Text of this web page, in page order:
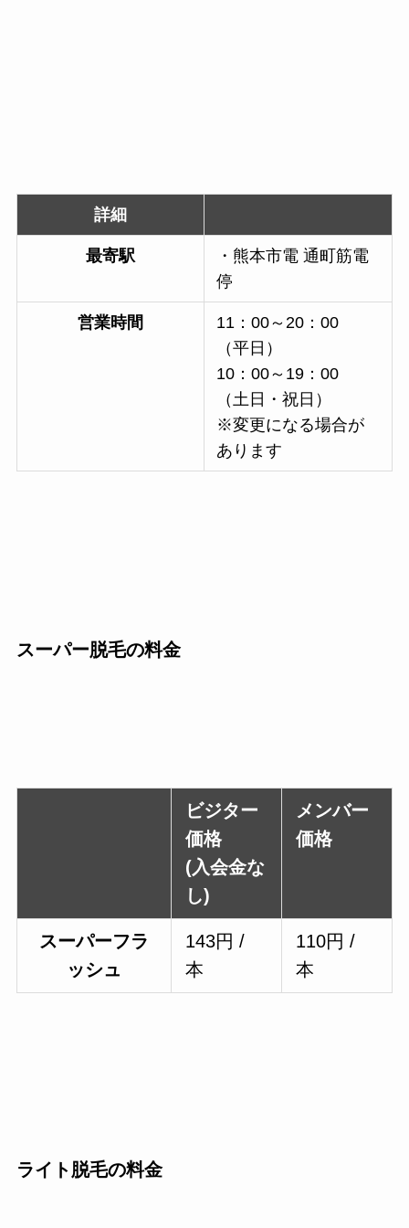
詳細
最寄駅
・熊本市電 通町筋電
停
営業時間
11：00～20：00
（平日）
10：00～19：00
（土日・祝日）
※変更になる場合が
あります
スーパー脱毛の料金
ビジター
価格
(入会金な
し)
メンバー
価格
スーパーフラ
ッシュ
143円 /
本
110円 /
本
ライト脱毛の料金